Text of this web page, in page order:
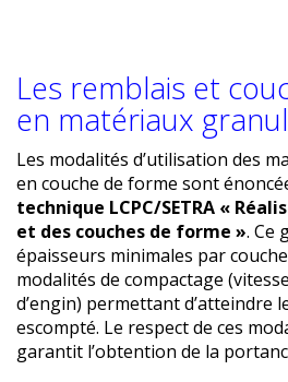
Les remblais et
en matériaux
Les modalités d’utilisation des
en couche de forme sont
technique LCPC/SETRA «
et des couches de forme ». Ce
épaisseurs minimales par
modalités de compactage
d’engin) permettant d’atteindre
escompté. Le respect de ces
garantit l’obtention de la